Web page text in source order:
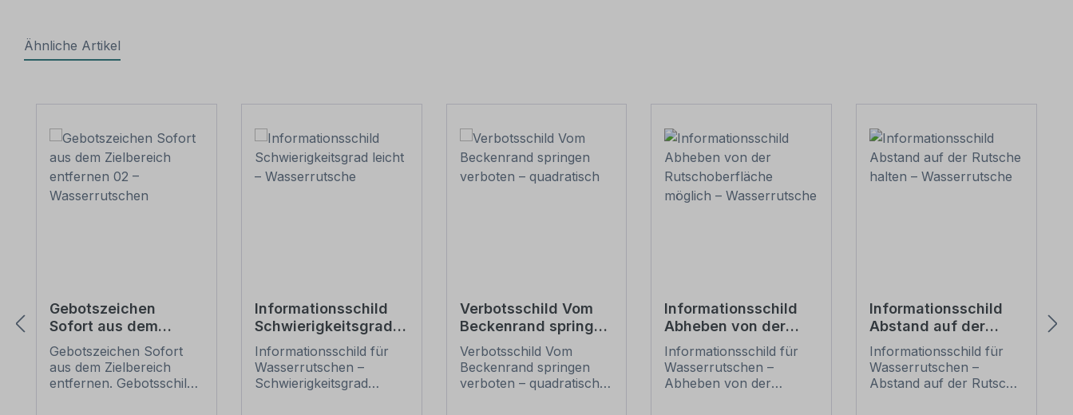
Ähnliche Artikel
Gebotszeichen
Sofort aus dem
Zielbereich entfernen
02 – Wasserrutschen
Gebotszeichen Sofort
aus dem Zielbereich
entfernen. Gebotsschild
Informationsschild
Schwierigkeitsgrad
leicht –
Wasserrutsche
Informationsschild für
Wasserrutschen –
Schwierigkeitsgrad
Verbotsschild Vom
Beckenrand springen
verboten –
quadratisch
Verbotsschild Vom
Beckenrand springen
verboten – quadratisch.
Informationsschild
Abheben von der
Rutschoberfläche
möglich –
Wasserrutsche
Informationsschild für
Wasserrutschen –
Abheben von der
Informationsschild
Abstand auf der
Rutsche halten –
Wasserrutsche
Informationsschild für
Wasserrutschen –
Abstand auf der Rutsche